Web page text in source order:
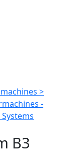
>
-
B3